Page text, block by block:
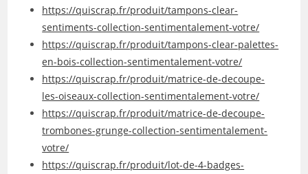
https://quiscrap.fr/produit/tampons-clear-
sentiments-collection-sentimentalement-votre/
https://quiscrap.fr/produit/tampons-clear-palettes-
en-bois-collection-sentimentalement-votre/
https://quiscrap.fr/produit/matrice-de-decoupe-
les-oiseaux-collection-sentimentalement-votre/
https://quiscrap.fr/produit/matrice-de-decoupe-
trombones-grunge-collection-sentimentalement-
votre/
https://quiscrap.fr/produit/lot-de-4-badges-